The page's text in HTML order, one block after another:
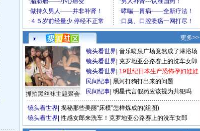
更多>>
抓拍黑丝袜主题聚会
镜头看世界 音乐喷泉广场竟然成了淋浴场
镜头看世界 克罗地亚公路赛上的洗车女郎
镜头看世界 19世纪日本生产恐怖孕妇娃娃
民间纪事 黑河打狗打出来的问题
民间纪事 明星代言假药应该视为共犯吗
镜头看世界 揭秘那些美丽“床模”怎样炼成的(组图)
镜头看世界 性感女郎来洗车！克罗地亚公路赛上的洗车女郎